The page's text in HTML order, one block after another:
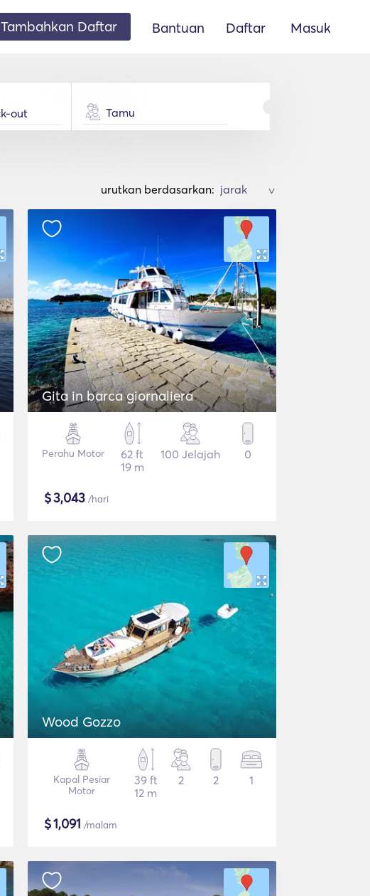
Tambahkan Daftar Bantuan Daftar Masuk
Tamu
urutkan berdasarkan: >
Gita in barca giornaliera
Perahu Motor
62 ft
19 m
100 Jelajah 0
$3,043 /hari
Wood Gozzo
Kapal Pesiar
Motor
39 ft
12 m
2 2 1
$1,091 /malam